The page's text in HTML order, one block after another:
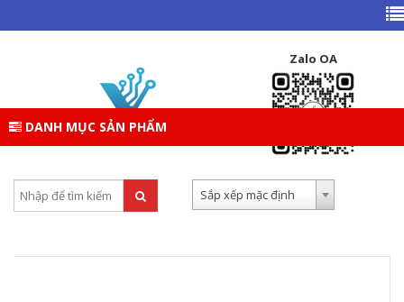
Zalo OA
DANH MỤC SẢN PHẨM
TRANG CHỦ
DANH MỤC SẢN PHẨM
WEBCAM
Sắp xếp mặc định